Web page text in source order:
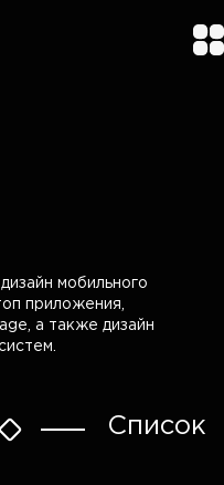
мобильного
приложения,
а также дизайн
Список